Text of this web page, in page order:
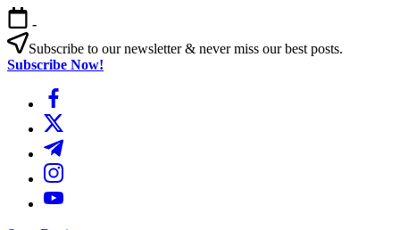
এড়িয়ে
লেখায়
যান
-
Subscribe to our newsletter & never miss our best posts.
Subscribe Now!
https://www.facebook.com/
https://twitter.com/
https://t.me/
https://www.instagram.com/
https://youtube.com/